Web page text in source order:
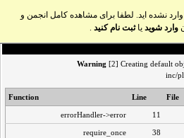
نشده اید. لطفا برای مشاهده کامل انجمن و
وارد شوید یاثبت نام کنید .
Warning [2] Creating default
inc/
File
Line
Function
11
errorHandler->error
38
require_once